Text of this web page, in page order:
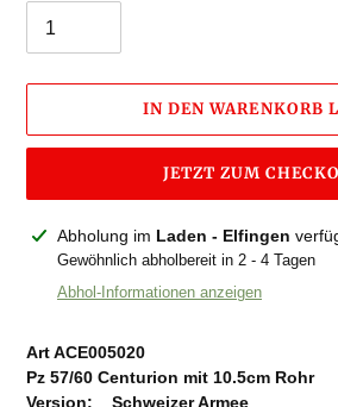
IN DEN WARENKORB
JETZT ZUM
ProduktAbholung im Laden - Elfingen
Gewöhnlich abholbereit in 2 - 4 Tagen
Abhol-Informationen anzeigen
Art ACE005020
Pz 57/60 Centurion mit 10.5cm Rohr
Version:
Schweizer Armee